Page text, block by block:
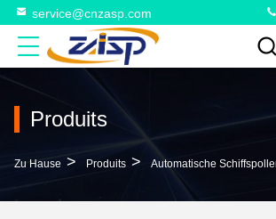
service@cnzasp.com
Produits
Zu Hause > Produits > Automatische